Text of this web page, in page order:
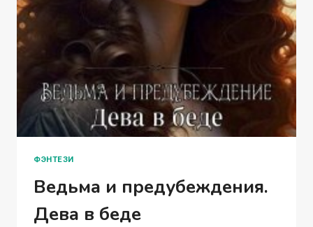
ФЭНТЕЗИ
Ведьма и предубеждения.
Дева в беде